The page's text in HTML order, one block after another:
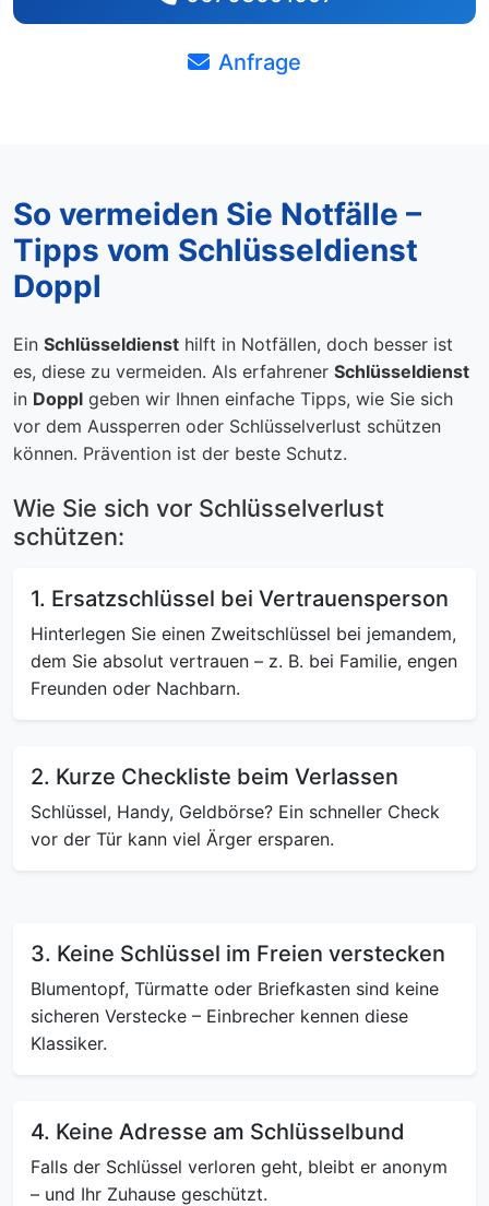
Anfrage
So vermeiden Sie Notfälle –
Tipps vom Schlüsseldienst
Doppl
Ein Schlüsseldienst hilft in Notfällen, doch besser ist
es, diese zu vermeiden. Als erfahrener Schlüsseldienst
in Doppl geben wir Ihnen einfache Tipps, wie Sie sich
vor dem Aussperren oder Schlüsselverlust schützen
können. Prävention ist der beste Schutz.
Wie Sie sich vor Schlüsselverlust
schützen:
1. Ersatzschlüssel bei Vertrauensperson
Hinterlegen Sie einen Zweitschlüssel bei jemandem,
dem Sie absolut vertrauen – z. B. bei Familie, engen
Freunden oder Nachbarn.
2. Kurze Checkliste beim Verlassen
Schlüssel, Handy, Geldbörse? Ein schneller Check
vor der Tür kann viel Ärger ersparen.
3. Keine Schlüssel im Freien verstecken
Blumentopf, Türmatte oder Briefkasten sind keine
sicheren Verstecke – Einbrecher kennen diese
Klassiker.
4. Keine Adresse am Schlüsselbund
Falls der Schlüssel verloren geht, bleibt er anonym
– und Ihr Zuhause geschützt.